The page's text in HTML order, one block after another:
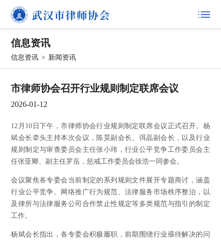
信息资讯
信息资讯 > 新闻资讯
市律师协会召开行业规则制定联席会议
2026-01-12
12月10日下午，市律师协会行业规则制定联席会议正式召开。杨
斌会长牵头主持本次会议，陈昊副会长、弭晶副会长，以及行业
规则制定与审查委员会主任张小玮，行业公平竞争工作委员会主
任张亚卿、副主任罗岳，惩戒工作委员会徐浩一同参会。
会议聚焦各专委会当前制定的系列规则文件展开专题商讨，涵盖
行业公平竞争、网络推广行为规范、法律服务市场秩序整治，以
及律所与法律服务公司合作禁止性规定等多类规范与指引的制定
工作。
杨斌会长指出，各专委会积极履职，前期围绕行业亟待解决的问